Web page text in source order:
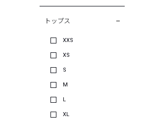
トップス
XXS
XS
S
M
L
XL